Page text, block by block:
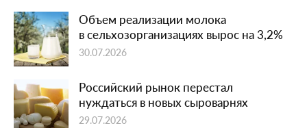
Объем реализации молока
в сельхозорганизациях вырос на 3,2%
30.07.2026
Российский рынок перестал
нуждаться в новых сыроварнях
29.07.2026